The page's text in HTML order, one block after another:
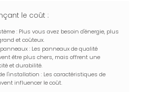
le coût :
: Plus vous avez besoin d'énergie, plus
et coûteux.
: Les panneaux de qualité
être plus chers, mais offrent une
et durabilité.
l'installation : Les caractéristiques de
influencer le coût.